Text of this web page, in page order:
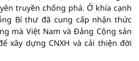
truyền chống phá. Ở khía cạnh
Bí thư đã cung cấp nhận thức
mà Việt Nam và Đảng Cộng sản
xây dựng CNXH và cải thiện đời